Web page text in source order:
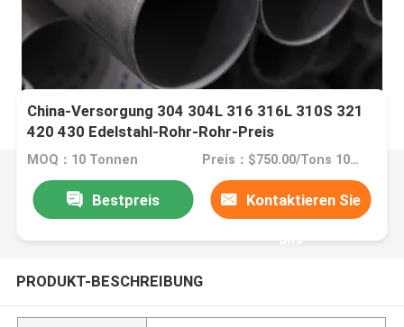
China-Versorgung 304 304L 316 316L 310S 321
420 430 Edelstahl-Rohr-Rohr-Preis
MOQ：10 Tonnen Preis：$750.00/Tons 10-999 Tons
Bestpreis Kontaktieren Sie
uns
PRODUKT-BESCHREIBUNG